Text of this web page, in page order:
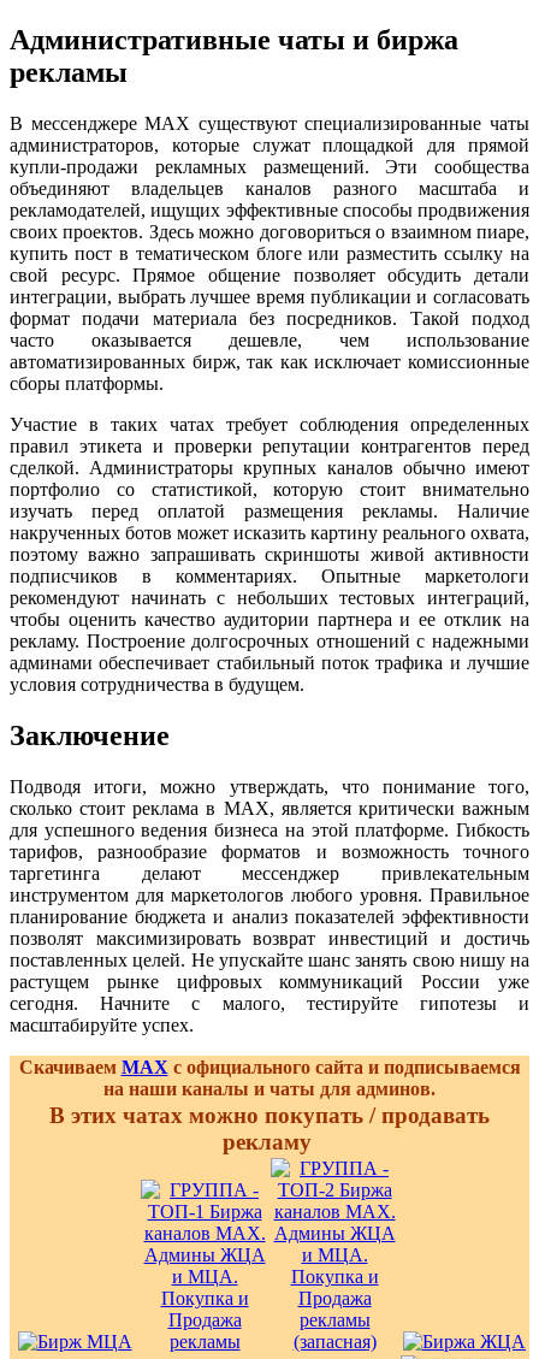
Административные чаты и биржа
рекламы
В мессенджере MAX существуют специализированные чаты
администраторов, которые служат площадкой для прямой
купли-продажи рекламных размещений. Эти сообщества
объединяют владельцев каналов разного масштаба и
рекламодателей, ищущих эффективные способы продвижения
своих проектов. Здесь можно договориться о взаимном пиаре,
купить пост в тематическом блоге или разместить ссылку на
свой ресурс. Прямое общение позволяет обсудить детали
интеграции, выбрать лучшее время публикации и согласовать
формат подачи материала без посредников. Такой подход
часто оказывается дешевле, чем использование
автоматизированных бирж, так как исключает комиссионные
сборы платформы.
Участие в таких чатах требует соблюдения определенных
правил этикета и проверки репутации контрагентов перед
сделкой. Администраторы крупных каналов обычно имеют
портфолио со статистикой, которую стоит внимательно
изучать перед оплатой размещения рекламы. Наличие
накрученных ботов может исказить картину реального охвата,
поэтому важно запрашивать скриншоты живой активности
подписчиков в комментариях. Опытные маркетологи
рекомендуют начинать с небольших тестовых интеграций,
чтобы оценить качество аудитории партнера и ее отклик на
рекламу. Построение долгосрочных отношений с надежными
админами обеспечивает стабильный поток трафика и лучшие
условия сотрудничества в будущем.
Заключение
Подводя итоги, можно утверждать, что понимание того,
сколько стоит реклама в MAX, является критически важным
для успешного ведения бизнеса на этой платформе. Гибкость
тарифов, разнообразие форматов и возможность точного
таргетинга делают мессенджер привлекательным
инструментом для маркетологов любого уровня. Правильное
планирование бюджета и анализ показателей эффективности
позволят максимизировать возврат инвестиций и достичь
поставленных целей. Не упускайте шанс занять свою нишу на
растущем рынке цифровых коммуникаций России уже
сегодня. Начните с малого, тестируйте гипотезы и
масштабируйте успех.
Скачиваем MAX с официального сайта и подписываемся
на наши каналы и чаты для админов.
В этих чатах можно покупать / продавать
рекламу